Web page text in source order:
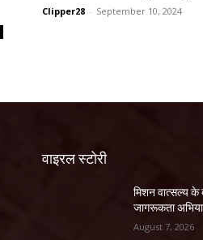
Clipper28 - September 10, 2024
वाइरल स्टोरी
मिशन वात्सल्य के
जागरूकता
August 7, 2026